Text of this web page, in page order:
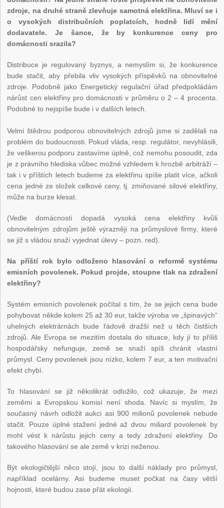
zdroje, na druhé straně zlevňuje samotná elektřina. Mluví se i
o vysokých distribučních poplatcích, hodně lidí mění
dodavatele. Je šance, že by konkurence ceny pro
domácnosti srazila?
Distribuce je regulovaný byznys, a nemyslím si, že konkurence
bude stačit, aby přebila vliv vysokých příspěvků na obnovitelné
zdroje. Podobně jako Energetický regulační úřad předpokládám
nárůst cen elektřiny pro domácnosti v průměru o 2 – 4 procenta.
Podobné to nejspíše bude i v dalších letech.
Velmi štědrou podporou obnovitelných zdrojů jsme si zadělali na
problém do budoucnosti. Pokud vláda, resp. regulátor, nevyhlásili,
že veškerou podporu zastavíme úplně, což nemohu posoudit, zda
je z právního hlediska vůbec možné vzhledem k hrozbě arbitráží –
tak i v příštích letech budeme za elektřinu spíše platit více, ačkoli
cena jedné ze složek celkové ceny, tj. zmiňované silové elektřiny,
může na burze klesat.
(Vedle domácností dopadá vysoká cena elektřiny kvůli
obnovitelným zdrojům ještě výrazněji na průmyslové firmy, které
se již s vládou snaží vyjednat úlevy – pozn. red).
Na příští rok bylo odloženo hlasování o reformě systému
emisních povolenek. Pokud projde, stoupne tlak na zdražení
elektřiny?
Systém emisních povolenek počítal s tím, že se jejich cena bude
pohybovat někde kolem 25 až 30 eur, takže výroba ve „špinavých“
uhelných elektrárnách bude řádově dražší než u těch čistších
zdrojů. Ale Evropa se mezitím dostala do situace, kdy jí to příliš
hospodářsky nefunguje, země se snaží spíš chránit vlastní
průmysl. Ceny povolenek jsou nízko, kolem 7 eur, a ten motivační
efekt chybí.
To hlasování se již několikrát odložilo, což ukazuje, že mezi
zeměmi a Evropskou komisí není shoda. Navíc si myslím, že
současný návrh odložit aukci asi 900 milionů povolenek nebude
stačit. Pouze úplné stažení jedné až dvou miliard povolenek by
mohl vést k nárůstu jejich ceny a tedy zdražení elektřiny. Do
takového hlasování se ale země v krizi neženou.
Být ekologičtější něco stojí, jsou to další náklady pro průmysl,
například ocelárny. Asi budeme muset počkat na časy větší
hojnosti, které budou zase přát ekologii.